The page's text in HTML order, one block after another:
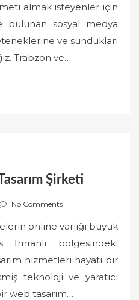
almak isteyenler için
bulunan sosyal medya
ve sundukları
Trabzon ve…
Şirketi
No Comments
online varlığı büyük
İmranlı bölgesindeki
hizmetleri hayati bir
teknoloji ve yaratıcı
web tasarım…